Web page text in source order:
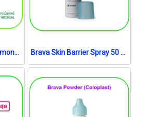
ผงดับกลิ่น Convatec Diamond Gelling ( 1ซอง) Brava Skin Barrier Spray 50 ml [Coloplast] สเปรย์เคลือบปกป้องผิว